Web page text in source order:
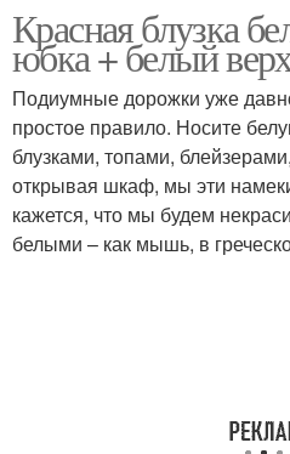
Красная блузка
юбка + белый
Подиумные дорожки уже
простое правило. Носите
блузками, топами,
открывая шкаф, мы эти
кажется, что мы будем
белыми – как мышь, в